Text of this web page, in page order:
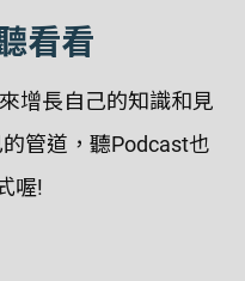
看看
增長自己的知識和見
管道，聽Podcast也
喔!